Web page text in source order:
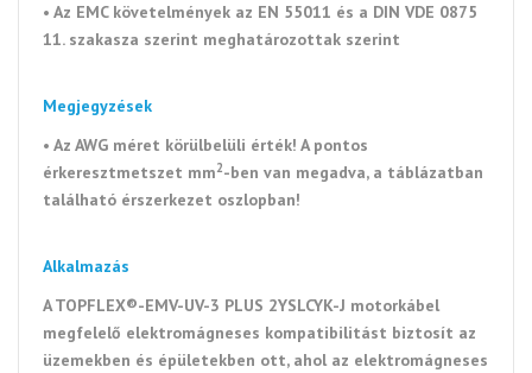
• Az EMC követelmények az EN 55011 és a DIN VDE 0875
11. szakasza szerint meghatározottak szerint
Megjegyzések
• Az AWG méret körülbelüli érték! A pontos
érkeresztmetszet mm2-ben van megadva, a táblázatban
található érszerkezet oszlopban!
Alkalmazás
A TOPFLEX®-EMV-UV-3 PLUS 2YSLCYK-J motorkábel
megfelelő elektromágneses kompatibilitást biztosít az
üzemekben és épületekben ott, ahol az elektromágneses